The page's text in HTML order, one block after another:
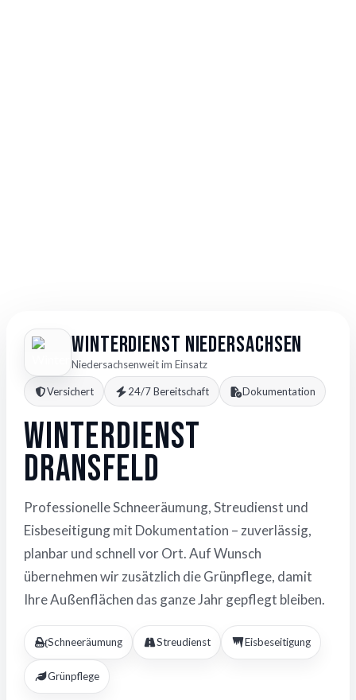
Winterdienst Niedersachsen
Niedersachsenweit im Einsatz
Versichert 24/7 Bereitschaft Dokumentation
Winterdienst
Dransfeld
Professionelle Schneeräumung, Streudienst und
Eisbeseitigung mit Dokumentation – zuverlässig,
planbar und schnell vor Ort. Auf Wunsch
übernehmen wir zusätzlich die Grünpflege, damit
Ihre Außenflächen das ganze Jahr gepflegt bleiben.
Schneeräumung Streudienst Eisbeseitigung
Grünpflege